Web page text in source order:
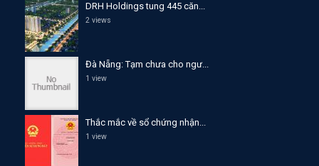
DRH Holdings tung 445 căn...
2 views
Đà Nẵng: Tạm chưa cho ngư...
1 view
Thắc mắc về sổ chứng nhận...
1 view